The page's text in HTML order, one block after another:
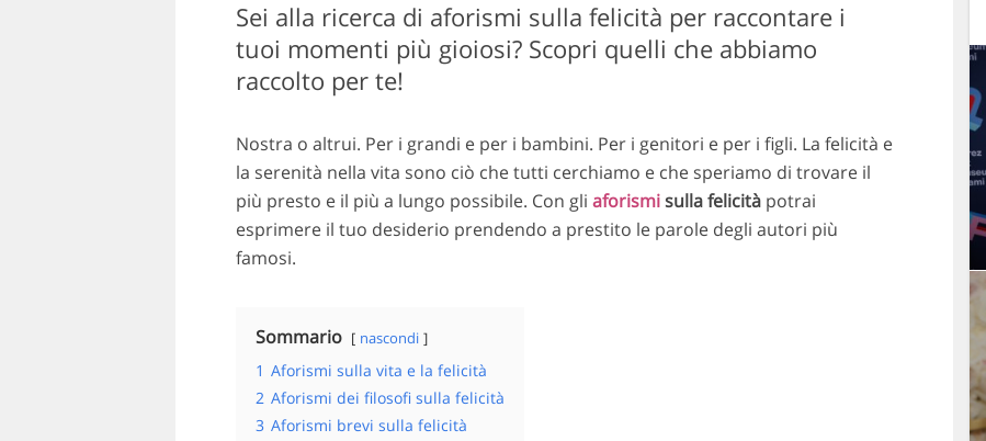
Sei alla ricerca di aforismi sulla felicità per raccontare i
tuoi momenti più gioiosi? Scopri quelli che abbiamo
raccolto per te!
Nostra o altrui. Per i grandi e per i bambini. Per i genitori e per i figli. La felicità e
la serenità nella vita sono ciò che tutti cerchiamo e che speriamo di trovare il
più presto e il più a lungo possibile. Con gli aforismisulla felicitàpotrai
esprimere il tuo desiderio prendendo a prestito le parole degli autori più
famosi.
Sommario nascondi
1 Aforismi sulla vita e la felicità
2 Aforismi dei filosofi sulla felicità
3 Aforismi brevi sulla felicità